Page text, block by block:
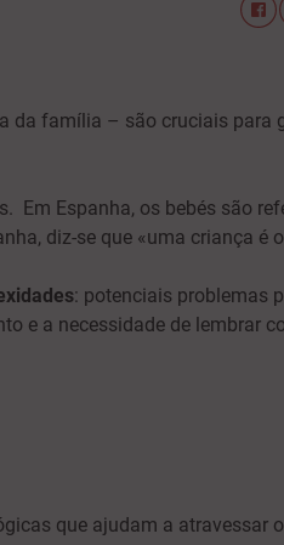
da família – são cruciais para
Em Espanha, os bebés são
diz-se que «uma criança é
: potenciais problemas
e a necessidade de lembrar
que ajudam a atravessar